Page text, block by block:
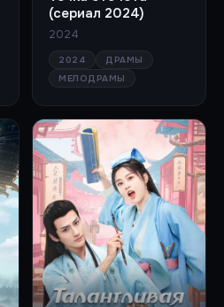
(сериал 2024)
2024
2024
ДРАМЫ
МЕЛОДРАМЫ